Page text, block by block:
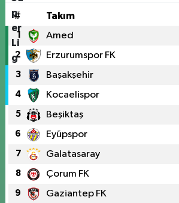
# Takım
1 Amed
2 Erzurumspor FK
3 Başakşehir
4 Kocaelispor
5 Beşiktaş
6 Eyüpspor
7 Galatasaray
8 Çorum FK
9 Gaziantep FK